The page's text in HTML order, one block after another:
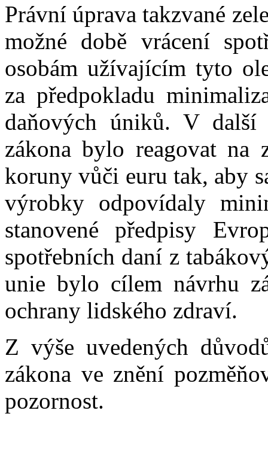
Právní úprava takzvané
možné době vrácení
osobám užívajícím tyto
za předpokladu
daňových úniků. V
zákona bylo reagovat na
koruny vůči euru tak, aby
výrobky odpovídaly
stanovené předpisy
spotřebních daní z
unie bylo cílem návrhu
ochrany lidského zdraví.
Z výše uvedených
zákona ve znění
pozornost.